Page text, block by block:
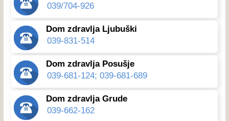
039/704-926
Dom zdravlja Ljubuški
039-831-514
Dom zdravlja Posušje
039-681-124; 039-681-689
Dom zdravlja Grude
039-662-162